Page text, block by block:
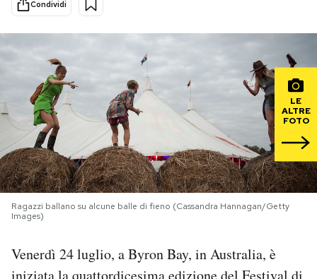
Cultura
Economia
Altrecose
PODCAST
NEWSLETTER
I MIEI PREFERITI
SHOP
Condividi
LE
ALTRE
FOTO
Ragazzi ballano su alcune balle di fieno (Cassandra Hannagan/Getty
Images)
Venerdì 24 luglio, a Byron Bay, in Australia, è
iniziata la quattordicesima edizione del Festival di